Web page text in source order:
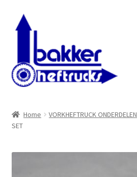
Ga
door
navigatie
Ga
naar
Shop
Contact
Home VORKHEFTRUCK ONDERDELEN
SET